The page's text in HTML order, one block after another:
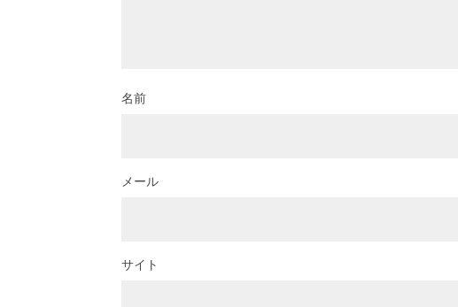
名前
メール
サイト